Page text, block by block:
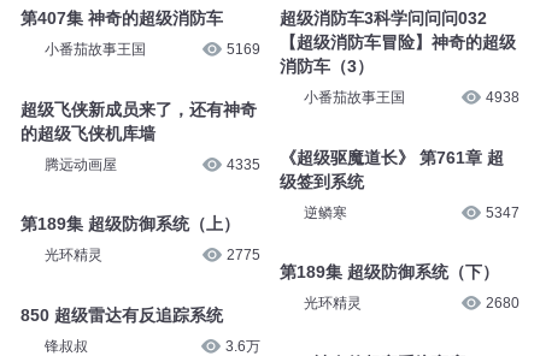
第407集 神奇的超级消防车
小番茄故事王国 5169
超级飞侠新成员来了，还有神奇
的超级飞侠机库墙
腾远动画屋 4335
第189集 超级防御系统（上）
光环精灵 2775
850 超级雷达有反追踪系统
锋叔叔 3.6万
超级消防车3科学问问问032
【超级消防车冒险】神奇的超级
消防车（3）
小番茄故事王国 4938
《超级驱魔道长》 第761章 超
级签到系统
逆鳞寒 5347
第189集 超级防御系统（下）
光环精灵 2680